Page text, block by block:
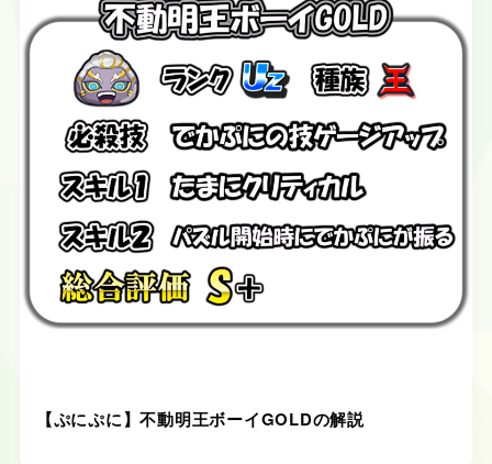
【ぷにぷに】不動明王ボーイGOLDの解説